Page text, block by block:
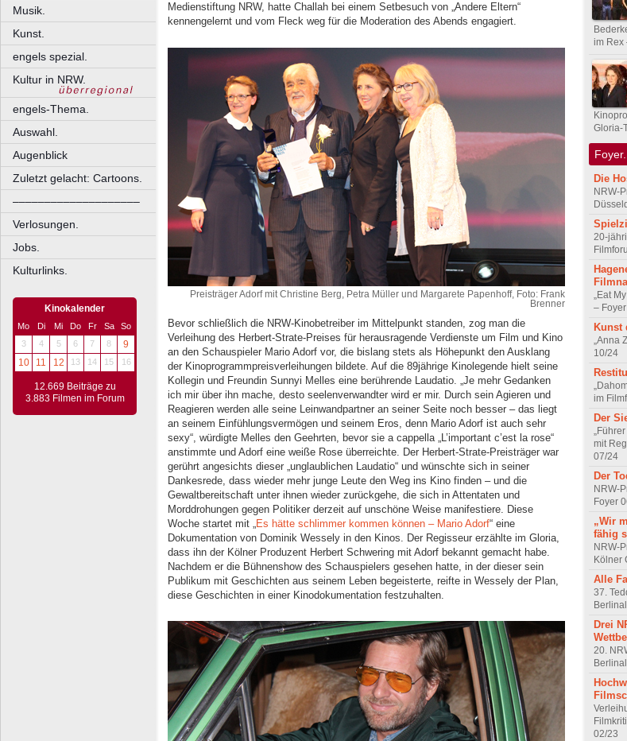
Musik.
Kunst.
engels spezial.
Kultur in NRW.
engels-Thema.
Auswahl.
Augenblick
Zuletzt gelacht: Cartoons.
––––––––––––––––––––
Verlosungen.
Jobs.
Kulturlinks.
Kinokalender
Mo Di Mi Do Fr Sa
So
3
4 5 6 7 8
9
10
11 12 13 14 15 16
12.669 Beiträge zu
3.883 Filmen im Forum
Medienstiftung NRW, hatte Challah bei einem Setbesuch von „Andere Eltern“
kennengelernt und vom Fleck weg für die Moderation des Abends engagiert.
Preisträger Adorf mit Christine Berg, Petra Müller und Margarete Papenhoff, Foto: Frank
Brenner
Bevor schließlich die NRW-Kinobetreiber im Mittelpunkt standen, zog man die
Verleihung des Herbert-Strate-Preises für herausragende Verdienste um Film und Kino
an den Schauspieler Mario Adorf vor, die bislang stets als Höhepunkt den Ausklang
der Kinoprogrammpreisverleihungen bildete. Auf die 89jährige Kinolegende hielt seine
Kollegin und Freundin Sunnyi Melles eine berührende Laudatio. „Je mehr Gedanken
ich mir über ihn mache, desto seelenverwandter wird er mir. Durch sein Agieren und
Reagieren werden alle seine Leinwandpartner an seiner Seite noch besser – das liegt
an seinem Einfühlungsvermögen und seinem Eros, denn Mario Adorf ist auch sehr
sexy“, würdigte Melles den Geehrten, bevor sie a cappella „L’important c’est la rose“
anstimmte und Adorf eine weiße Rose überreichte. Der Herbert-Strate-Preisträger war
gerührt angesichts dieser „unglaublichen Laudatio“ und wünschte sich in seiner
Dankesrede, dass wieder mehr junge Leute den Weg ins Kino finden – und die
Gewaltbereitschaft unter ihnen wieder zurückgehe, die sich in Attentaten und
Morddrohungen gegen Politiker derzeit auf unschöne Weise manifestiere. Diese
Woche startet mit „ Es hätte schlimmer kommen können – Mario Adorf“ eine
Dokumentation von Dominik Wessely in den Kinos. Der Regisseur erzählte im Gloria,
dass ihn der Kölner Produzent Herbert Schwering mit Adorf bekannt gemacht habe.
Nachdem er die Bühnenshow des Schauspielers gesehen hatte, in der dieser sein
Publikum mit Geschichten aus seinem Leben begeisterte, reifte in Wessely der Plan,
diese Geschichten in einer Kinodokumentation festzuhalten.
im Rex
Gloria-
Foyer.
Die
NRW-
20-
„Eat
–
Kunst
„Anna
10/24
im
Der
mit
07/24
Der
NRW-
Foyer
„Wir
fähig
NRW-
Kölner
Alle
37.
Drei
20.
02/23